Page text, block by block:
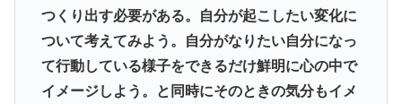
つくり出す必要がある。自分が起こしたい変化に
ついて考えてみよう。自分がなりたい自分になっ
て行動している様子をできるだけ鮮明に心の中で
イメージしよう。と同時にそのときの気分もイメ